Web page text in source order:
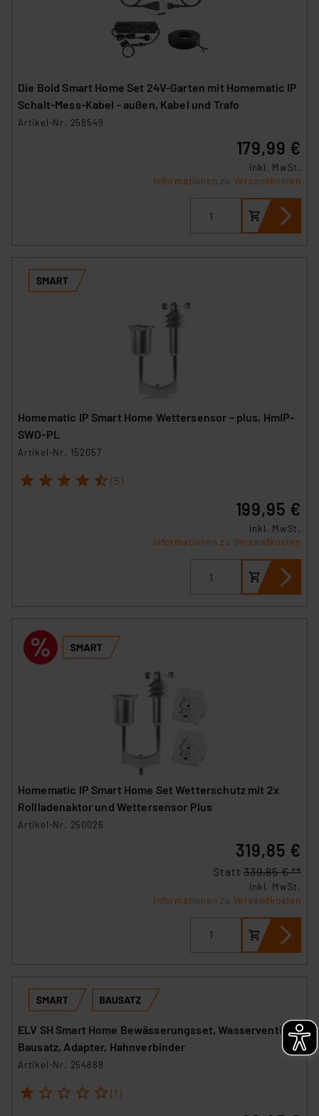
Die Bold Smart Home Set 24V-Garten mit Homematic IP
Schalt-Mess-Kabel - außen, Kabel und Trafo
Artikel-Nr. 258549
179,99 €
inkl. MwSt.
Informationen zu Versandkosten
Homematic IP Smart Home Wettersensor – plus, HmIP-
SWO-PL
Artikel-Nr. 152057
1 2 3 4 5 (5)
199,95 €
inkl. MwSt.
Informationen zu Versandkosten
Homematic IP Smart Home Set Wetterschutz mit 2x
Rollladenaktor und Wettersensor Plus
Artikel-Nr. 250026
319,85 €
Statt339,85 € **
inkl. MwSt.
Informationen zu Versandkosten
ELV SH Smart Home Bewässerungsset, Wasserventil-
Bausatz, Adapter, Hahnverbinder
Artikel-Nr. 254688
1 2 3 4 5 (1)